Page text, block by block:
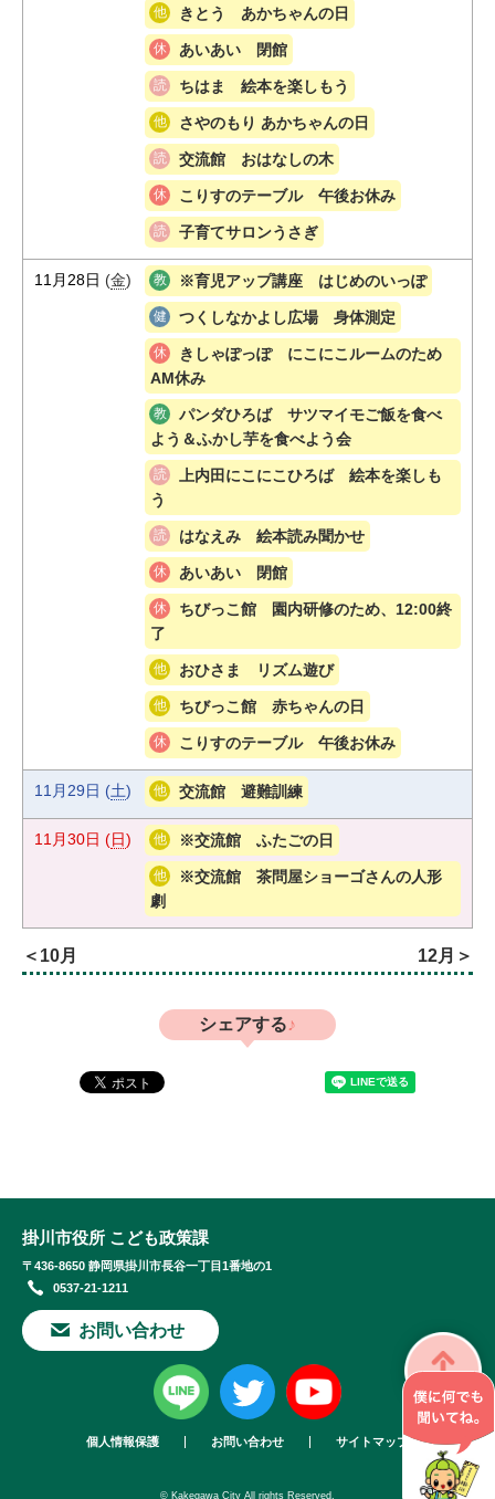
きとう あかちゃんの日
あいあい 閉館
ちはま 絵本を楽しもう
さやのもり あかちゃんの日
交流館 おはなしの木
こりすのテーブル 午後お休み
子育てサロンうさぎ
11月28日 (金) ※育児アップ講座 はじめのいっぽ
つくしなかよし広場 身体測定
きしゃぽっぽ にこにこルームのため
AM休み
パンダひろば サツマイモご飯を食べ
よう＆ふかし芋を食べよう会
上内田にこにこひろば 絵本を楽しも
う
はなえみ 絵本読み聞かせ
あいあい 閉館
ちびっこ館 園内研修のため、12:00終
了
おひさま リズム遊び
ちびっこ館 赤ちゃんの日
こりすのテーブル 午後お休み
11月29日 (土) 交流館 避難訓練
11月30日 (日) ※交流館 ふたごの日
※交流館 茶問屋ショーゴさんの人形
劇
10月 12月
シェアする
掛川市役所 こども政策課
〒436-8650 静岡県掛川市長谷一丁目1番地の1
0537-21-1211
お問い合わせ
個人情報保護 お問い合わせ サイトマップ
© Kakegawa City All rights Reserved.